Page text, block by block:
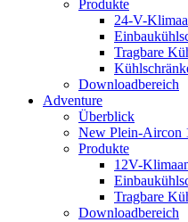
Produkte
24-V-
Tragbare
Downloadbereich
Adventure
Überblick
New Plein-Aircon
Produkte
12V-
Tragbare
Downloadbereich